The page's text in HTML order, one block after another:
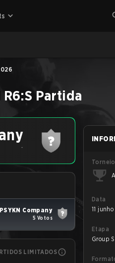
R6:S Partida
-
PSYKN Company
5 Votos
LIMITADOS
Torneio
Data
11 junho
Etapa
Group